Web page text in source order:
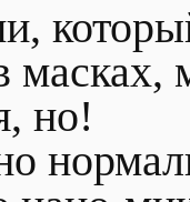
масках,
но!